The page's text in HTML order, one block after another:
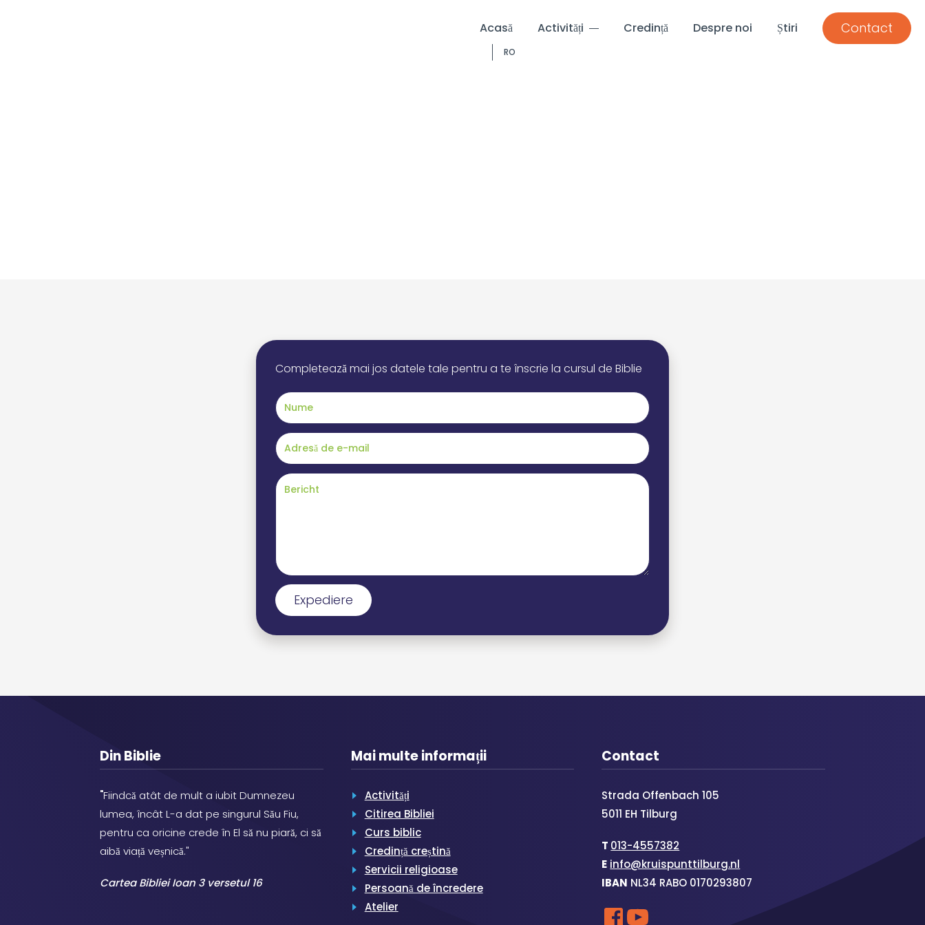
Acasă Activități Credință Despre noi Știri Contact
RO
Completează mai jos datele tale pentru a te înscrie la cursul de Biblie
Expediere
Din Biblie
"Fiindcă atât de mult a iubit Dumnezeu
lumea, încât L-a dat pe singurul Său Fiu,
pentru ca oricine crede în El să nu piară, ci să
aibă viață veșnică."
Cartea Bibliei Ioan 3 versetul 16
Mai multe informații
Activități
Citirea Bibliei
Curs biblic
Credință creștină
Servicii religioase
Persoană de încredere
Atelier
Contact
Strada Offenbach 105
5011 EH Tilburg
T 013-4557382
E info@kruispunttilburg.nl
IBAN NL34 RABO 0170293807